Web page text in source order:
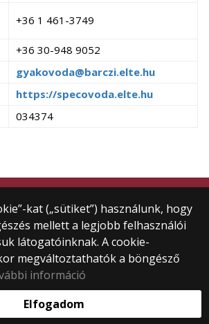
+36 1 461-3749
+36 30-948 9052
gyakovoda@barczi.elte.hu
https://specovoda.elte.hu
034374
kat („sütiket”) használunk, hogy
mellett a legjobb felhasználói
látogatóinknak. A cookie-
megváltoztathatók a böngésző
információ
Elfogadom
Gyakorló Óvoda és EGYMI
jog fenntartva.
Damjanich u. 41-43.
+36 1 461-3750